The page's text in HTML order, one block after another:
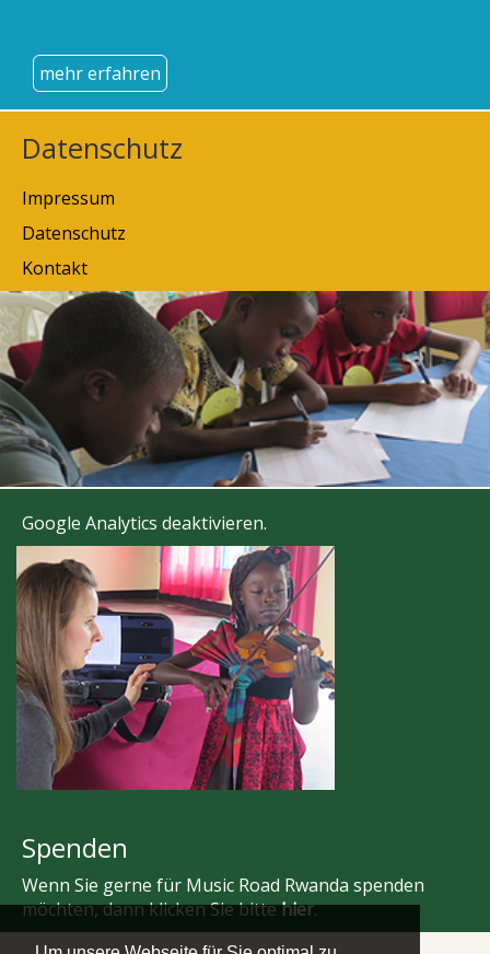
mehr erfahren
Datenschutz
Impressum
Datenschutz
Kontakt
Google Analytics deaktivieren.
Spenden
Wenn Sie gerne für Music Road Rwanda spenden
möchten, dann klicken Sie bittehier.